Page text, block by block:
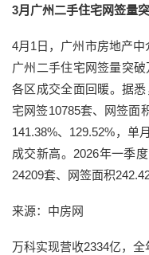
3月广州二手住宅网签量
4月1日，广州市房地产中
广州二手住宅网签量突
各区成交全面回暖。据
宅网签10785套、网签面
141.38%、129.52%，单
成交新高。2026年一季
24209套、网签面积
来源：中房网
万科实现营收2334亿，